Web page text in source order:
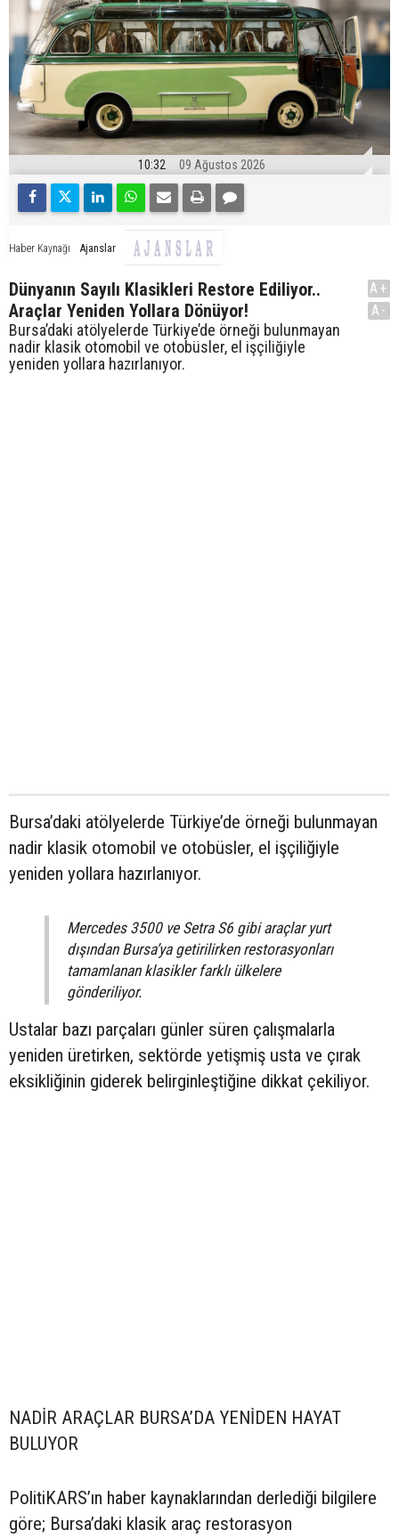
10:32 09 Ağustos 2026
Haber Kaynağı Ajanslar
Dünyanın Sayılı Klasikleri Restore Ediliyor..
Araçlar Yeniden Yollara Dönüyor!
Bursa’daki atölyelerde Türkiye’de örneği bulunmayan
nadir klasik otomobil ve otobüsler, el işçiliğiyle
yeniden yollara hazırlanıyor.
A+
A-
Bursa’daki atölyelerde Türkiye’de örneği bulunmayan
nadir klasik otomobil ve otobüsler, el işçiliğiyle
yeniden yollara hazırlanıyor.
Mercedes 3500 ve Setra S6 gibi araçlar yurt
dışından Bursa’ya getirilirken restorasyonları
tamamlanan klasikler farklı ülkelere
gönderiliyor.
Ustalar bazı parçaları günler süren çalışmalarla
yeniden üretirken, sektörde yetişmiş usta ve çırak
eksikliğinin giderek belirginleştiğine dikkat çekiliyor.
NADİR ARAÇLAR BURSA’DA YENİDEN HAYAT
BULUYOR
PolitiKARS’ın haber kaynaklarından derlediği bilgilere
göre; Bursa’daki klasik araç restorasyon